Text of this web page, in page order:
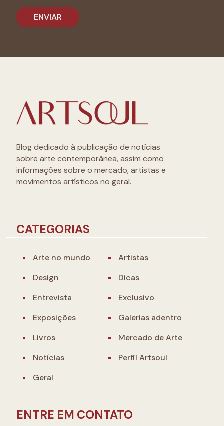
Blog dedicado à publicação de notícias
sobre arte contemporânea, assim como
informações sobre o mercado, artistas e
movimentos artísticos no geral.
CATEGORIAS
Arte no mundo
Artistas
Design
Dicas
Entrevista
Exclusivo
Exposições
Galerias adentro
Livros
Mercado de Arte
Notícias
Perfil Artsoul
Geral
ENTRE EM CONTATO